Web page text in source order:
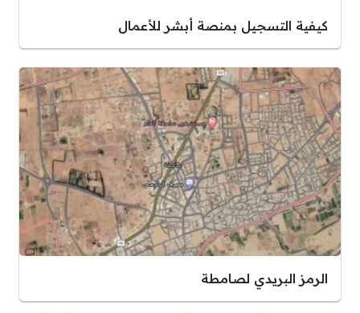
كيفية التسجيل بمنصة أبشر للأعمال
الرمز البريدي لصامطة